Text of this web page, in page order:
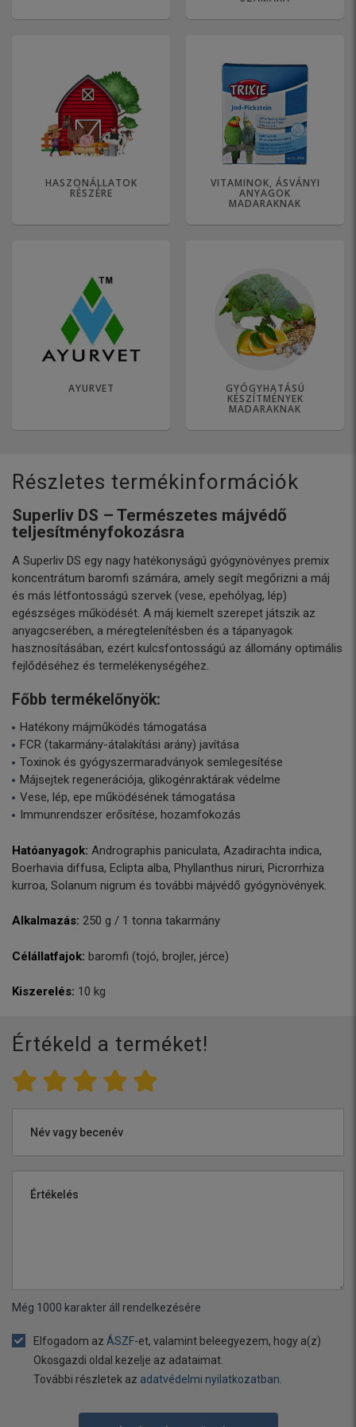
HASZONÁLLATOK
RÉSZÉRE
VITAMINOK, ÁSVÁNYI
ANYAGOK
MADARAKNAK
AYURVET GYÓGYHATÁSÚ
KÉSZÍTMÉNYEK
MADARAKNAK
Részletes termékinformációk
Superliv DS – Természetes májvédő
teljesítményfokozásra
A Superliv DS egy nagy hatékonyságú gyógynövényes premix
koncentrátum baromfi számára, amely segít megőrizni a máj
és más létfontosságú szervek (vese, epehólyag, lép)
egészséges működését. A máj kiemelt szerepet játszik az
anyagcserében, a méregtelenítésben és a tápanyagok
hasznosításában, ezért kulcsfontosságú az állomány optimális
fejlődéséhez és termelékenységéhez.
Főbb termékelőnyök:
Hatékony májműködés támogatása
FCR (takarmány-átalakítási arány) javítása
Toxinok és gyógyszermaradványok semlegesítése
Májsejtek regenerációja, glikogénraktárak védelme
Vese, lép, epe működésének támogatása
Immunrendszer erősítése, hozamfokozás
Hatóanyagok: Andrographis paniculata, Azadirachta indica,
Boerhavia diffusa, Eclipta alba, Phyllanthus niruri, Picrorrhiza
kurroa, Solanum nigrum és további májvédő gyógynövények.
Alkalmazás: 250 g / 1 tonna takarmány
Célállatfajok: baromfi (tojó, brojler, jérce)
Kiszerelés: 10 kg
Értékeld a terméket!
Név vagy becenév
Értékelés
Még 1000 karakter áll rendelkezésére
Elfogadom az ÁSZF-et, valamint beleegyezem, hogy a(z)
Okosgazdi oldal kezelje az adataimat.
További részletek az adatvédelmi nyilatkozatban